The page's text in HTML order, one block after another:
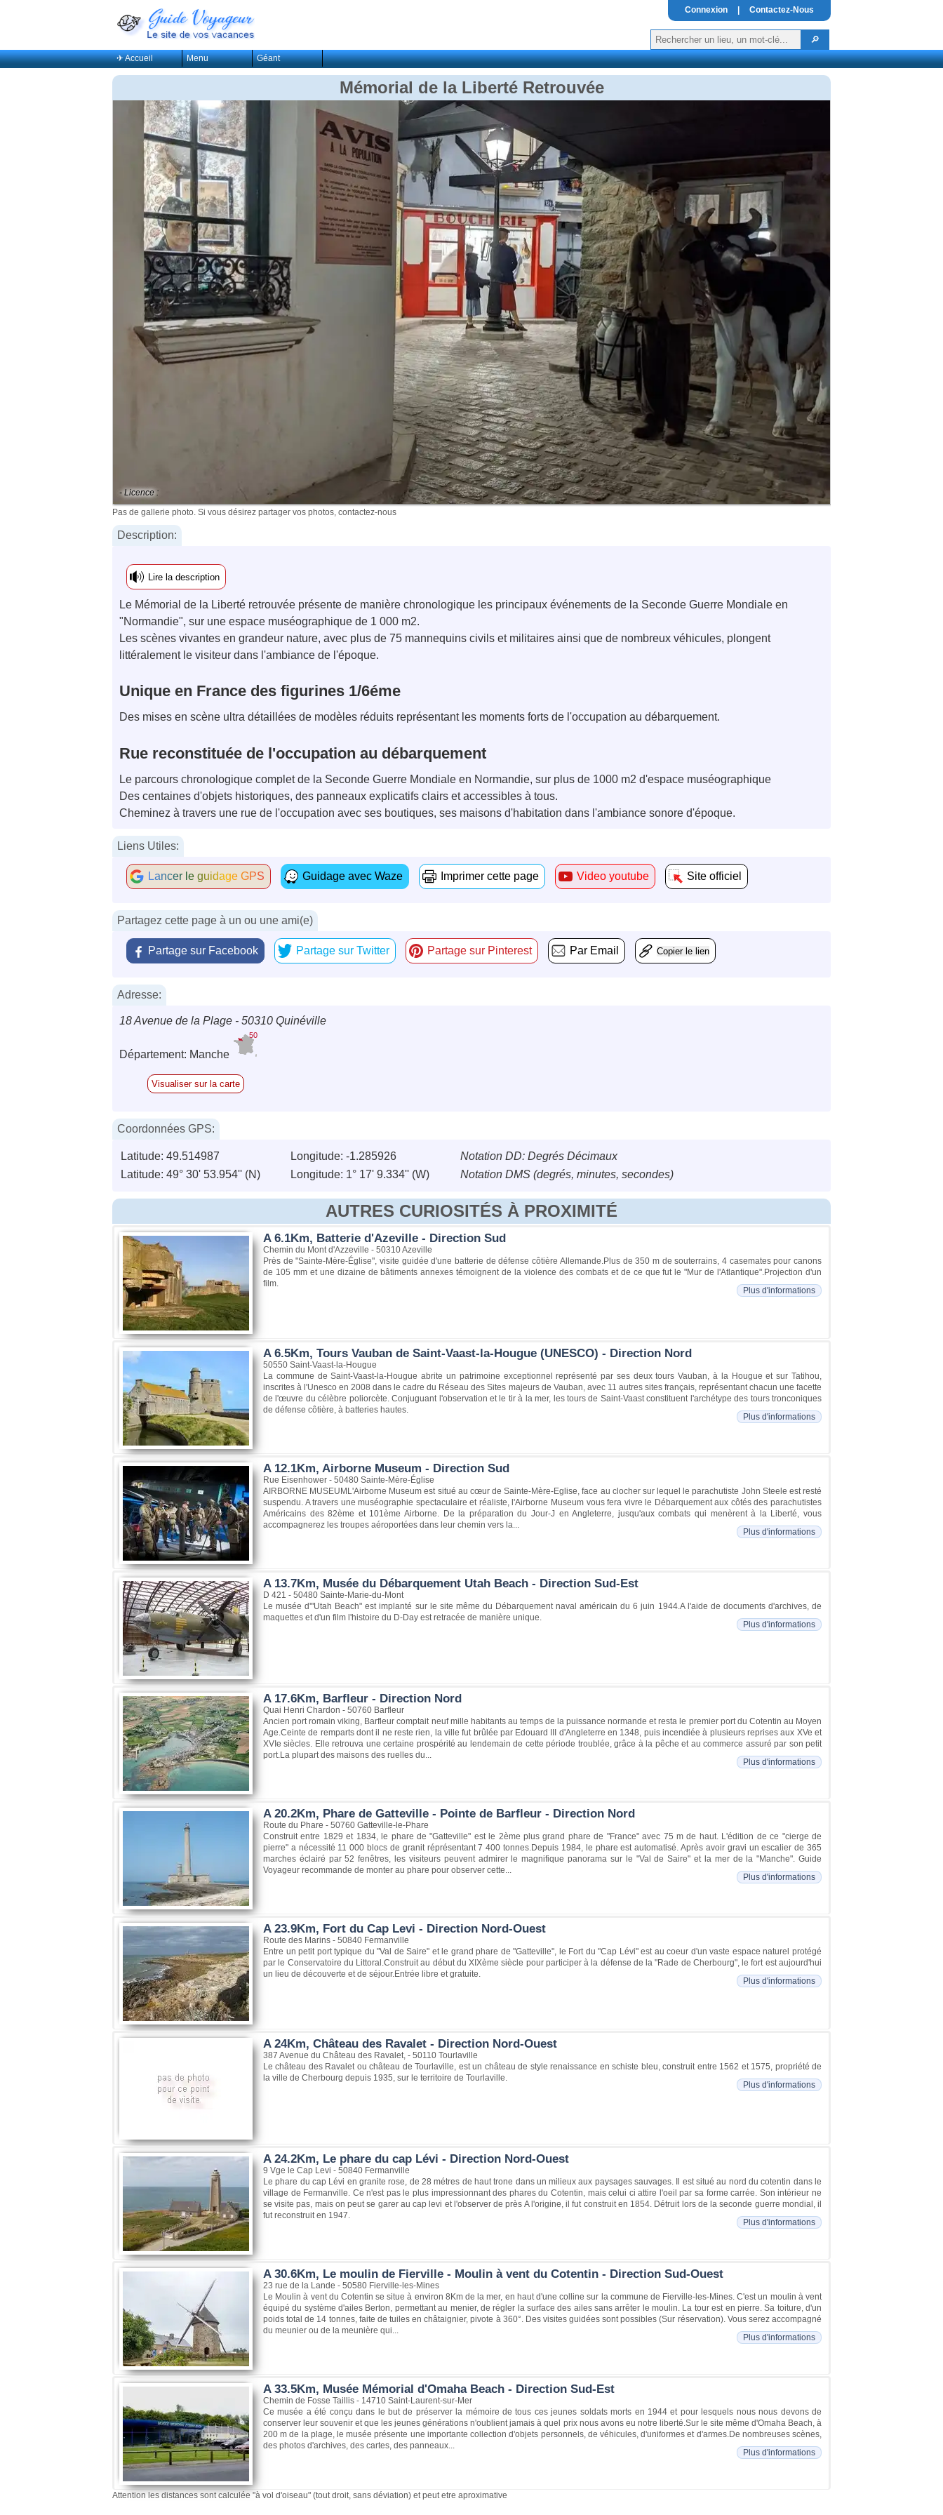
Connexion Contactez-Nous
✈ Accueil Menu Géant
Mémorial de la Liberté Retrouvée
- Licence :
Pas de gallerie photo. Si vous désirez partager vos photos, contactez-nous
Description:
Lire la description
Le Mémorial de la Liberté retrouvée présente de manière chronologique les principaux événements de la Seconde Guerre Mondiale en
"Normandie", sur une espace muséographique de 1 000 m2.
Les scènes vivantes en grandeur nature, avec plus de 75 mannequins civils et militaires ainsi que de nombreux véhicules, plongent
littéralement le visiteur dans l'ambiance de l'époque.
Unique en France des figurines 1/6éme
Des mises en scène ultra détaillées de modèles réduits représentant les moments forts de l'occupation au débarquement.
Rue reconstituée de l'occupation au débarquement
Le parcours chronologique complet de la Seconde Guerre Mondiale en Normandie, sur plus de 1000 m2 d'espace muséographique
Des centaines d'objets historiques, des panneaux explicatifs clairs et accessibles à tous.
Cheminez à travers une rue de l'occupation avec ses boutiques, ses maisons d'habitation dans l'ambiance sonore d'époque.
Liens Utiles:
Lancer le guidage GPS Guidage avec Waze Imprimer cette page Video youtube Site officiel
Partagez cette page à un ou une ami(e)
Partage sur Facebook Partage sur Twitter Partage sur Pinterest Par Email Copier le lien
Adresse:
18 Avenue de la Plage - 50310 Quinéville
Département: Manche
50
Visualiser sur la carte
Coordonnées GPS:
Latitude: 49.514987 Longitude: -1.285926
Notation DD: Degrés Décimaux
Latitude: 49° 30' 53.954'' (N)
Longitude: 1° 17' 9.334'' (W) Notation DMS (degrés, minutes, secondes)
AUTRES CURIOSITÉS À PROXIMITÉ
A 6.1Km, Batterie d'Azeville - Direction Sud
Chemin du Mont d'Azzeville - 50310 Azeville
Près de "Sainte-Mère-Église", visite guidée d'une batterie de défense côtière Allemande.Plus de 350 m de souterrains, 4 casemates pour canons
de 105 mm et une dizaine de bâtiments annexes témoignent de la violence des combats et de ce que fut le "Mur de l'Atlantique".Projection d'un
film.
Plus d'informations
A 6.5Km, Tours Vauban de Saint-Vaast-la-Hougue (UNESCO) - Direction Nord
50550 Saint-Vaast-la-Hougue
La commune de Saint-Vaast-la-Hougue abrite un patrimoine exceptionnel représenté par ses deux tours Vauban, à la Hougue et sur Tatihou,
inscrites à l'Unesco en 2008 dans le cadre du Réseau des Sites majeurs de Vauban, avec 11 autres sites français, représentant chacun une facette
de l'œuvre du célèbre poliorcète. Conjuguant l'observation et le tir à la mer, les tours de Saint-Vaast constituent l'archétype des tours tronconiques
de défense côtière, à batteries hautes.
Plus d'informations
A 12.1Km, Airborne Museum - Direction Sud
Rue Eisenhower - 50480 Sainte-Mère-Église
AIRBORNE MUSEUML'Airborne Museum est situé au cœur de Sainte-Mère-Eglise, face au clocher sur lequel le parachutiste John Steele est resté
suspendu. A travers une muséographie spectaculaire et réaliste, l'Airborne Museum vous fera vivre le Débarquement aux côtés des parachutistes
Américains des 82ème et 101ème Airborne. De la préparation du Jour-J en Angleterre, jusqu'aux combats qui menèrent à la Liberté, vous
accompagnerez les troupes aéroportées dans leur chemin vers la...
Plus d'informations
A 13.7Km, Musée du Débarquement Utah Beach - Direction Sud-Est
D 421 - 50480 Sainte-Marie-du-Mont
Le musée d'"Utah Beach" est implanté sur le site même du Débarquement naval américain du 6 juin 1944.A l'aide de documents d'archives, de
maquettes et d'un film l'histoire du D-Day est retracée de manière unique.
Plus d'informations
A 17.6Km, Barfleur - Direction Nord
Quai Henri Chardon - 50760 Barfleur
Ancien port romain viking, Barfleur comptait neuf mille habitants au temps de la puissance normande et resta le premier port du Cotentin au Moyen
Age.Ceinte de remparts dont il ne reste rien, la ville fut brûlée par Edouard III d'Angleterre en 1348, puis incendiée à plusieurs reprises aux XVe et
XVIe siècles. Elle retrouva une certaine prospérité au lendemain de cette période troublée, grâce à la pêche et au commerce assuré par son petit
port.La plupart des maisons des ruelles du...
Plus d'informations
A 20.2Km, Phare de Gatteville - Pointe de Barfleur - Direction Nord
Route du Phare - 50760 Gatteville-le-Phare
Construit entre 1829 et 1834, le phare de "Gatteville" est le 2ème plus grand phare de "France" avec 75 m de haut. L'édition de ce "cierge de
pierre" a nécessité 11 000 blocs de granit réprésentant 7 400 tonnes.Depuis 1984, le phare est automatisé. Après avoir gravi un escalier de 365
marches éclairé par 52 fenêtres, les visiteurs peuvent admirer le magnifique panorama sur le "Val de Saire" et la mer de la "Manche". Guide
Voyageur recommande de monter au phare pour observer cette...
Plus d'informations
A 23.9Km, Fort du Cap Levi - Direction Nord-Ouest
Route des Marins - 50840 Fermanville
Entre un petit port typique du "Val de Saire" et le grand phare de "Gatteville", le Fort du "Cap Lévi" est au coeur d'un vaste espace naturel protégé
par le Conservatoire du Littoral.Construit au début du XIXème siècle pour participer à la défense de la "Rade de Cherbourg", le fort est aujourd'hui
un lieu de découverte et de séjour.Entrée libre et gratuite.
Plus d'informations
A 24Km, Château des Ravalet - Direction Nord-Ouest
387 Avenue du Château des Ravalet, - 50110 Tourlaville
Le château des Ravalet ou château de Tourlaville, est un château de style renaissance en schiste bleu, construit entre 1562 et 1575, propriété de
la ville de Cherbourg depuis 1935, sur le territoire de Tourlaville.
Plus d'informations
A 24.2Km, Le phare du cap Lévi - Direction Nord-Ouest
9 Vge le Cap Levi - 50840 Fermanville
Le phare du cap Lévi en granite rose, de 28 métres de haut trone dans un milieux aux paysages sauvages. Il est situé au nord du cotentin dans le
village de Fermanville. Ce n'est pas le plus impressionnant des phares du Cotentin, mais celui ci attire l'oeil par sa forme carrée. Son intérieur ne
se visite pas, mais on peut se garer au cap levi et l'observer de près A l'origine, il fut construit en 1854. Détruit lors de la seconde guerre mondial, il
fut reconstruit en 1947.
Plus d'informations
A 30.6Km, Le moulin de Fierville - Moulin à vent du Cotentin - Direction Sud-Ouest
23 rue de la Lande - 50580 Fierville-les-Mines
Le Moulin à vent du Cotentin se situe à environ 8Km de la mer, en haut d'une colline sur la commune de Fierville-les-Mines. C'est un moulin à vent
équipé du système d'ailes Berton, permettant au menier, de régler la surface des ailes sans arrêter le moulin. La tour est en pierre. Sa toiture, d'un
poids total de 14 tonnes, faite de tuiles en châtaignier, pivote à 360°. Des visites guidées sont possibles (Sur réservation). Vous serez accompagné
du meunier ou de la meunière qui...
Plus d'informations
A 33.5Km, Musée Mémorial d'Omaha Beach - Direction Sud-Est
Chemin de Fosse Taillis - 14710 Saint-Laurent-sur-Mer
Ce musée a été conçu dans le but de préserver la mémoire de tous ces jeunes soldats morts en 1944 et pour lesquels nous nous devons de
conserver leur souvenir et que les jeunes générations n'oublient jamais à quel prix nous avons eu notre liberté.Sur le site même d'Omaha Beach, à
200 m de la plage, le musée présente une importante collection d'objets personnels, de véhicules, d'uniformes et d'armes.De nombreuses scènes,
des photos d'archives, des cartes, des panneaux...
Plus d'informations
Attention les distances sont calculée "à vol d'oiseau" (tout droit, sans déviation) et peut etre aproximative